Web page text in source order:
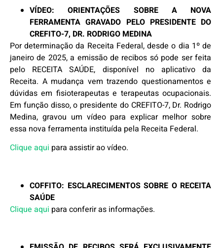
VÍDEO: ORIENTAÇÕES SOBRE A NOVA
FERRAMENTA GRAVADO PELO PRESIDENTE DO
CREFITO-7, DR. RODRIGO MEDINA
Por determinação da Receita Federal, desde o dia 1º de
janeiro de 2025, a emissão de recibos só pode ser feita
pelo RECEITA SAÚDE, disponível no aplicativo da
Receita. A mudança vem trazendo questionamentos e
dúvidas em fisioterapeutas e terapeutas ocupacionais.
Em função disso, o presidente do CREFITO-7, Dr. Rodrigo
Medina, gravou um vídeo para explicar melhor sobre
essa nova ferramenta instituída pela Receita Federal.
Clique aqui para assistir ao vídeo.
COFFITO: ESCLARECIMENTOS SOBRE O RECEITA
SAÚDE
Clique aqui para conferir as informações.